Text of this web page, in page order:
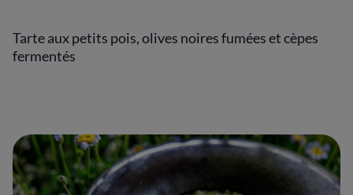
Tarte aux petits pois, olives noires fumées et cèpes
fermentés